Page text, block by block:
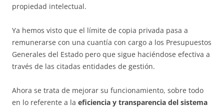
propiedad intelectual.
Ya hemos visto que el límite de copia privada pasa a
remunerarse con una cuantía con cargo a los Presupuestos
Generales del Estado pero que sigue haciéndose efectiva a
través de las citadas entidades de gestión.
Ahora se trata de mejorar su funcionamiento, sobre todo
en lo referente a la eficiencia y transparencia del sistema